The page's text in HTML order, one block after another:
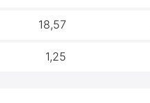
18,57
1,25